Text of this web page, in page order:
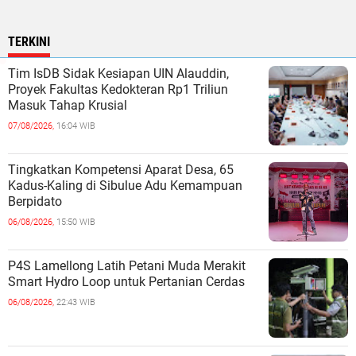
TERKINI
Tim IsDB Sidak Kesiapan UIN Alauddin,
Proyek Fakultas Kedokteran Rp1 Triliun
Masuk Tahap Krusial
07/08/2026, 16:04 WIB
Tingkatkan Kompetensi Aparat Desa, 65
Kadus-Kaling di Sibulue Adu Kemampuan
Berpidato
06/08/2026, 15:50 WIB
P4S Lamellong Latih Petani Muda Merakit
Smart Hydro Loop untuk Pertanian Cerdas
06/08/2026, 22:43 WIB